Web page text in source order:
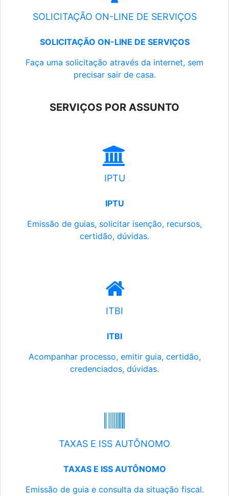
SOLICITAÇÃO ON-LINE DE SERVIÇOS
SOLICITAÇÃO ON-LINE DE SERVIÇOS
Faça uma solicitação através da internet, sem
precisar sair de casa.
SERVIÇOS POR ASSUNTO
IPTU
IPTU
Emissão de guias, solicitar isenção, recursos,
certidão, dúvidas.
ITBI
ITBI
Acompanhar processo, emitir guia, certidão,
credenciados, dúvidas.
TAXAS E ISS AUTÔNOMO
TAXAS E ISS AUTÔNOMO
Emissão de guia e consulta da situação fiscal.